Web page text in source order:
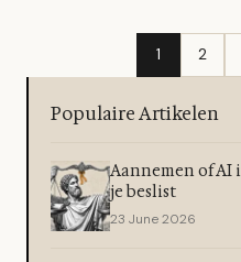
1 2
Populaire Artikelen
Aannemen of AI
je beslist
23 June 2026